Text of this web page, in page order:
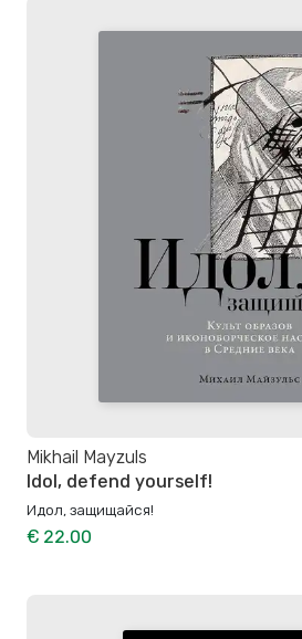
Mikhail Mayzuls
Idol, defend yourself!
Идол, защищайся!
€ 22.00